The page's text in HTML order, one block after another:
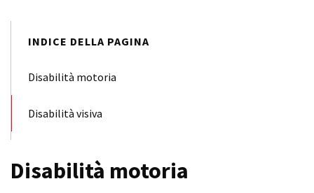
INDICE DELLA PAGINA
Disabilità motoria
Disabilità visiva
Disabilità motoria